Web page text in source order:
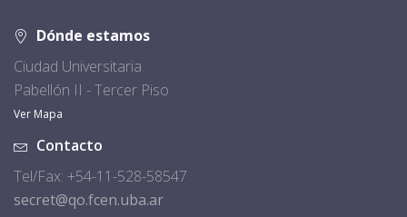
Dónde estamos
Ciudad Universitaria
Pabellón II - Tercer Piso
Ver Mapa
Contacto
Tel/Fax: +54-11-528-58547
secret@qo.fcen.uba.ar